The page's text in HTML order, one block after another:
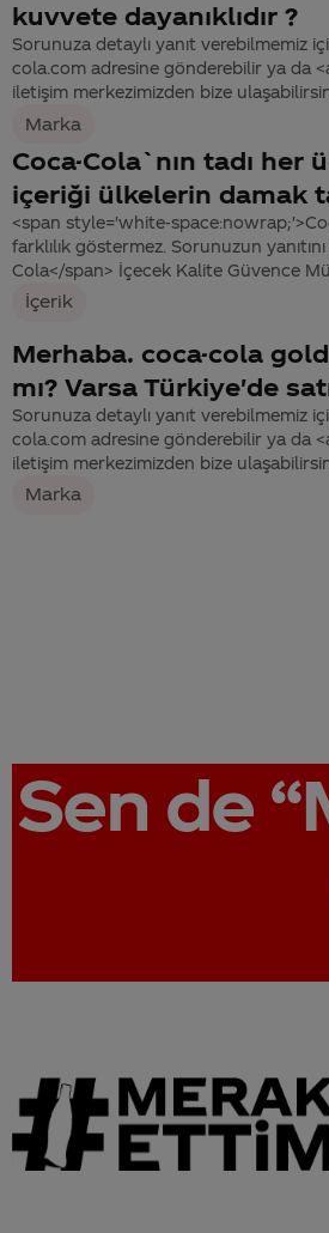
kuvvete dayanıklıdır ?
Sorunuza detaylı yanıt verebilmemiz
cola.com adresine gönderebilir ya da
iletişim merkezimizden bize
Marka
Coca-Cola`nın tadı her
içeriği ülkelerin damak
<span style='white-
farklılık göstermez. Sorunuzun
Cola</span> İçecek Kalite Güvence
İçerik
Merhaba. coca-cola
mı? Varsa Türkiye'de
Sorunuza detaylı yanıt verebilmemiz
cola.com adresine gönderebilir ya da
iletişim merkezimizden bize
Marka
Sen de